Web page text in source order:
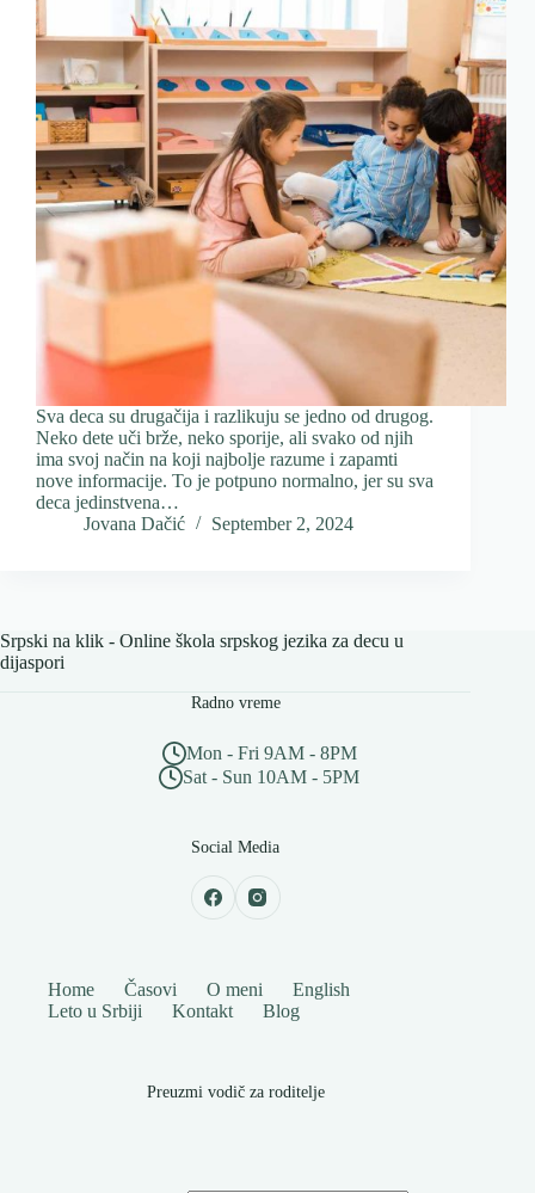
Sva deca su drugačija i razlikuju se jedno od drugog.
Neko dete uči brže, neko sporije, ali svako od njih
ima svoj način na koji najbolje razume i zapamti
nove informacije. To je potpuno normalno, jer su sva
deca jedinstvena…
Jovana Dačić
September 2, 2024
Srpski na klik - Online škola srpskog jezika za decu u
dijaspori
Radno vreme
Mon - Fri 9AM - 8PM
Sat - Sun 10AM - 5PM
Social Media
Home Časovi O meni
English
Leto u Srbiji
Kontakt Blog
Preuzmi vodič za roditelje